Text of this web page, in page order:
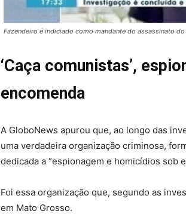
Fazendeiro é indiciado como mandante do assassinato
‘Caça comunistas’,
encomenda
A GloboNews apurou que, ao longo das
uma verdadeira organização criminosa,
dedicada a “espionagem e homicídios sob
Foi essa organização que, segundo as
em Mato Grosso.